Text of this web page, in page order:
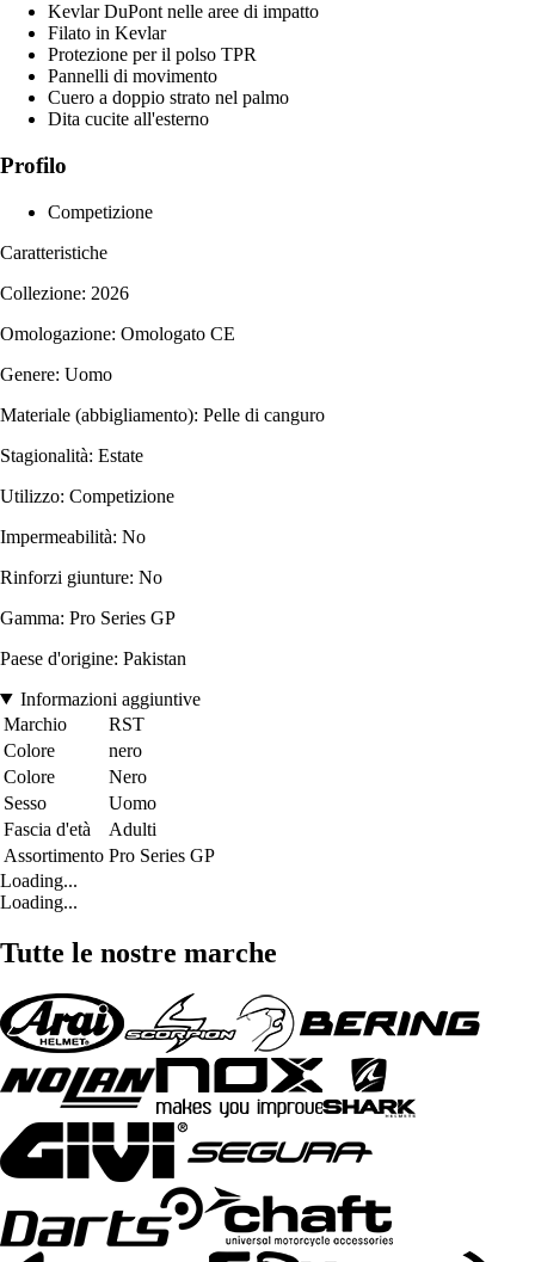
Kevlar DuPont nelle aree di impatto
Filato in Kevlar
Protezione per il polso TPR
Pannelli di movimento
Cuero a doppio strato nel palmo
Dita cucite all'esterno
Profilo
Competizione
Caratteristiche
Collezione: 2026
Omologazione: Omologato CE
Genere: Uomo
Materiale (abbigliamento): Pelle di canguro
Stagionalità: Estate
Utilizzo: Competizione
Impermeabilità: No
Rinforzi giunture: No
Gamma: Pro Series GP
Paese d'origine: Pakistan
Informazioni aggiuntive
Marchio
RST
Colore
nero
Colore
Nero
Sesso
Uomo
Fascia d'età
Adulti
Assortimento Pro Series GP
Loading...
Loading...
Tutte le nostre marche